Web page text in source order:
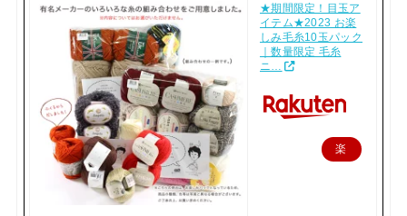
★期間限定！目玉ア
イテム★2023 お楽
しみ毛糸10玉パック
｜数量限定 毛糸
ニ…
楽